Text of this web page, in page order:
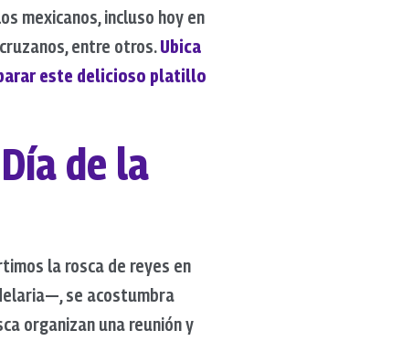
mexicanos, incluso hoy en
entre otros.Ubica
este delicioso platillo
de la
la rosca de reyes en
se acostumbra
organizan una reunión y